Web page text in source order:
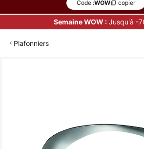
Code :WOW copier
Semaine WOW :Jusqu'à -
Plafonniers